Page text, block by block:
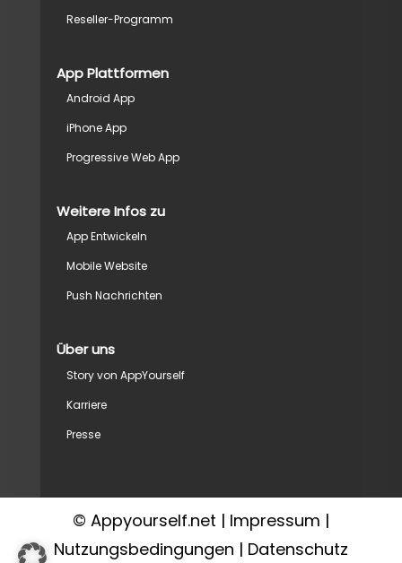
Reseller-Programm
App Plattformen
Android App
iPhone App
Progressive Web App
Weitere Infos zu
App Entwickeln
Mobile Website
Push Nachrichten
Über uns
Story von AppYourself
Karriere
Presse
© Appyourself.net | Impressum |
Nutzungsbedingungen | Datenschutz